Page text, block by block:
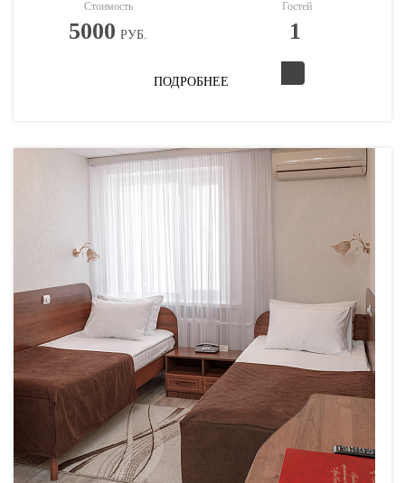
Стоимость
5000 РУБ.
Гостей
1
ПОДРОБНЕЕ